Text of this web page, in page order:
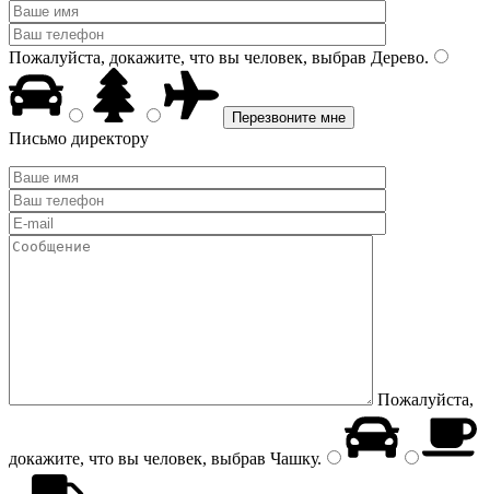
Пожалуйста, докажите, что вы человек, выбрав Дерево.
Письмо директору
Пожалуйста,
докажите, что вы человек, выбрав Чашку.